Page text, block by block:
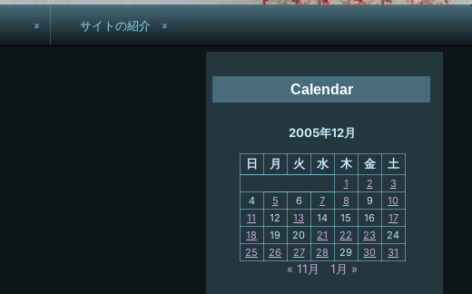
サイトの紹介
Calendar
2005年12月
日 月 火 水 木 金 土
1 2
3
4
5 6 7 8 9
10
11
12 13 14 15 16
17
18
19 20 21 22 23
24
25
26 27 28 29 30 31
« 11月 1月 »